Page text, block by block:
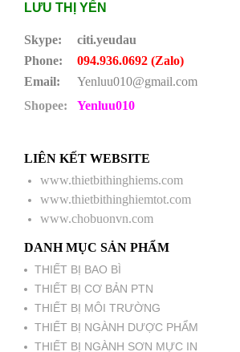
LƯU THỊ YẾN
Skype:
citi.yeudau
Phone:
094.936.0692 (Zalo)
Email:
Yenluu010@gmail.com
Shopee:
Yenluu010
LIÊN KẾT WEBSITE
www.thietbithinghiems.com
www.thietbithinghiemtot.com
www.chobuonvn.com
DANH MỤC SẢN PHẨM
THIẾT BỊ BAO BÌ
THIẾT BỊ CƠ BẢN PTN
THIẾT BỊ MÔI TRƯỜNG
THIẾT BỊ NGÀNH DƯỢC PHẨM
THIẾT BỊ NGÀNH SƠN MỰC IN